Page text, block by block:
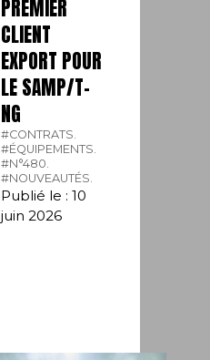
PREMIER
CLIENT
EXPORT POUR
LE SAMP/T-
NG
#CONTRATS.
#ÉQUIPEMENTS.
#N°480.
#NOUVEAUTÉS.
Publié le : 10
juin 2026